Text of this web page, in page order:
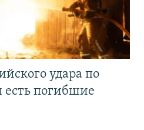
удара по
есть погибшие